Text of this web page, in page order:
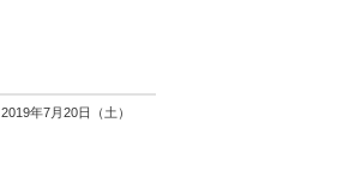
2019年7月20日（土）